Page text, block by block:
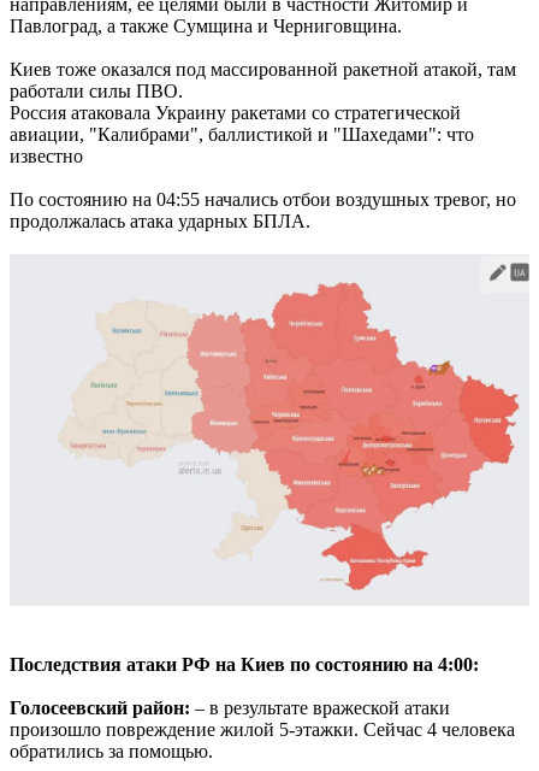
Павлоград, а также Сумщина и Черниговщина.
Киев тоже оказался под массированной ракетной атакой, там
работали силы ПВО.
Россия атаковала Украину ракетами со стратегической
авиации, "Калибрами", баллистикой и "Шахедами": что
известно
По состоянию на 04:55 начались отбои воздушных тревог, но
продолжалась атака ударных БПЛА.
Последствия атаки РФ на Киев по состоянию на 4:00:
Голосеевский район: – в результате вражеской атаки
произошло повреждение жилой 5-этажки. Сейчас 4 человека
обратились за помощью.